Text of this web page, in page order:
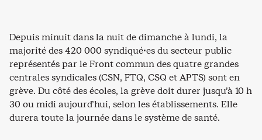
Depuis minuit dans la nuit de dimanche à lundi, la
majorité des 420 000 syndiqué·es du secteur public
représentés par le Front commun des quatre grandes
centrales syndicales (CSN, FTQ, CSQ et APTS) sont en
grève. Du côté des écoles, la grève doit durer jusqu’à 10 h
30 ou midi aujourd’hui, selon les établissements. Elle
durera toute la journée dans le système de santé.